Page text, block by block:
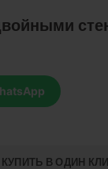
КУПИТЬ В ОДИН